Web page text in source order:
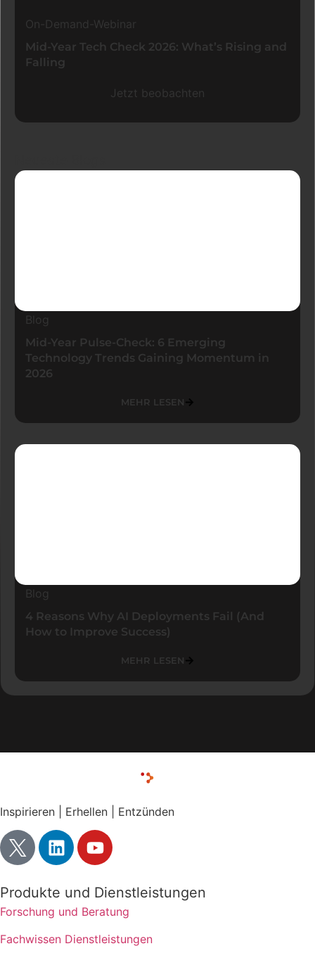
On-Demand-Webinar
Mid-Year Tech Check 2026: What’s Rising and
Falling
Jetzt beobachten
Blog
Mid-Year Pulse-Check: 6 Emerging
Technology Trends Gaining Momentum in
2026
MEHR LESEN
Blog
4 Reasons Why AI Deployments Fail (And
How to Improve Success)
MEHR LESEN
Inspirieren | Erhellen | Entzünden
Produkte und Dienstleistungen
Forschung und Beratung
Fachwissen Dienstleistungen